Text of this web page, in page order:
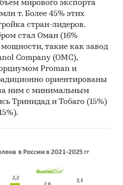
мирового экспорта
т. Более 45% этих
стран-лидеров.
стал Оман (16%
такие как завод
Company (OMC),
Proman и
ориентированы
ним с минимальным
Тринидад и Тобаго (15%)